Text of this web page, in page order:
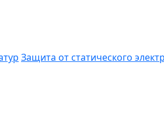
Защита от статического